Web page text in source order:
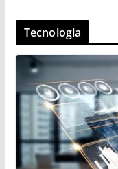
Tecnologia